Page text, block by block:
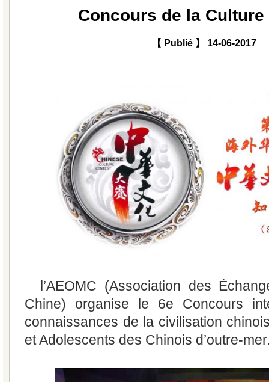
Concours de la
【 Publié 】 14-06-2017
l’AEOMC (Association des
Chine) organise le 6e Concours
connaissances de la civilisation
et Adolescents des Chinois d’outre-